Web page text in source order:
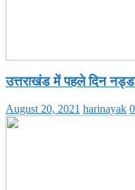
उत्तराखंड में पहले दिन
August 20, 2021 harinayak 0